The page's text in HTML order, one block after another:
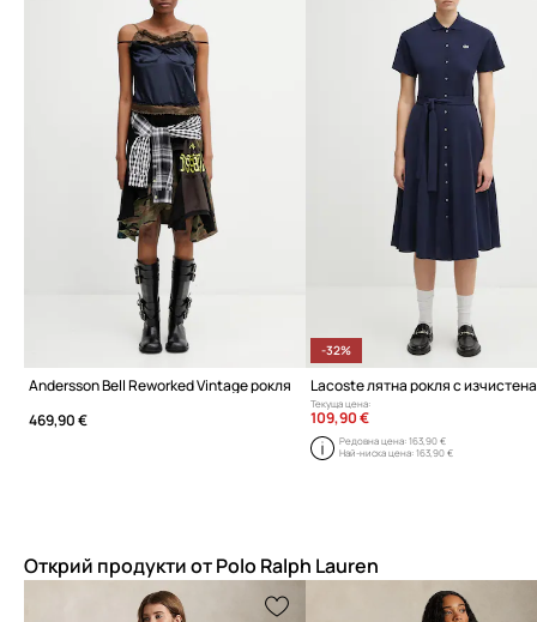
Andersson Bell Reworked Vintage рокля
469,90 €
-32%
Текуща цена:
109,90 €
Редовна цена: 163,90 €
Най-ниска цена: 163,90 €
Открий продукти от Polo Ralph Lauren